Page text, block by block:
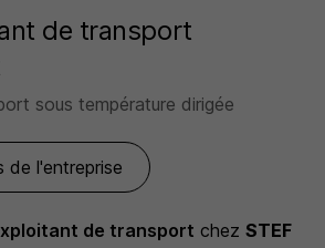
de transport
sous température dirigée
de l'entreprise
de transport chez STEF